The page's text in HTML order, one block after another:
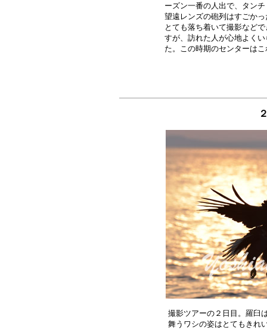
ーズン一番の人出で、タン
望遠レンズの砲列はすごか
とても落ち着いて撮影など
すが、訪れた人が心地よく
撮影ツアーの２日目。羅臼
舞うワシの姿はとてもきれ